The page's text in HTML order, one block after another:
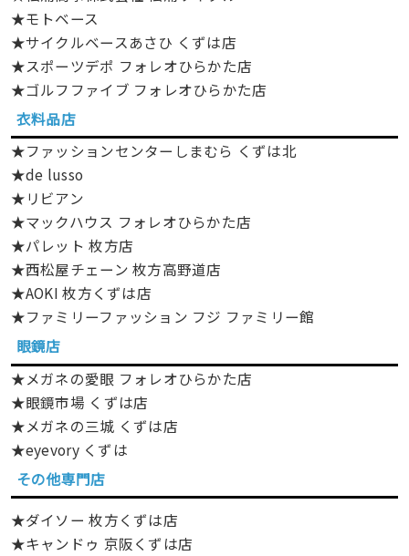
★モトベース
★サイクルベースあさひ くずは店
★スポーツデポ フォレオひらかた店
★ゴルフファイブ フォレオひらかた店
衣料品店
★ファッションセンターしまむら くずは北
★de lusso
★リビアン
★マックハウス フォレオひらかた店
★パレット 枚方店
★西松屋チェーン 枚方高野道店
★AOKI 枚方くずは店
★ファミリーファッション フジ ファミリー館
眼鏡店
★メガネの愛眼 フォレオひらかた店
★眼鏡市場 くずは店
★メガネの三城 くずは店
★eyevory くずは
その他専門店
★ダイソー 枚方くずは店
★キャンドゥ 京阪くずは店